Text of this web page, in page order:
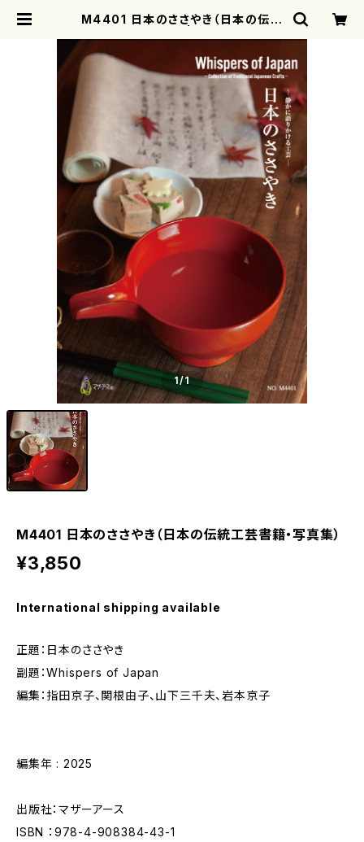
M4401 日本のささやき（日本の伝統
1/1
M4401 日本のささやき（日本の伝統工芸書籍・写真集）
¥3,850
International shipping available
正題：日本のささやき
副題：Whispers of Japan
編集：指田京子、関根由子、山下三千夫、岩本京子
編集年 : 2025
出版社：マザーアース
ISBN ：978-4-908384-43-1